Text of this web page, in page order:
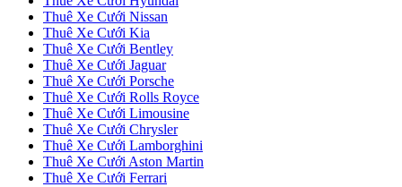
Thuê Xe Cưới Nissan
Thuê Xe Cưới Kia
Thuê Xe Cưới Bentley
Thuê Xe Cưới Jaguar
Thuê Xe Cưới Porsche
Thuê Xe Cưới Rolls Royce
Thuê Xe Cưới Limousine
Thuê Xe Cưới Chrysler
Thuê Xe Cưới Lamborghini
Thuê Xe Cưới Aston Martin
Thuê Xe Cưới Ferrari